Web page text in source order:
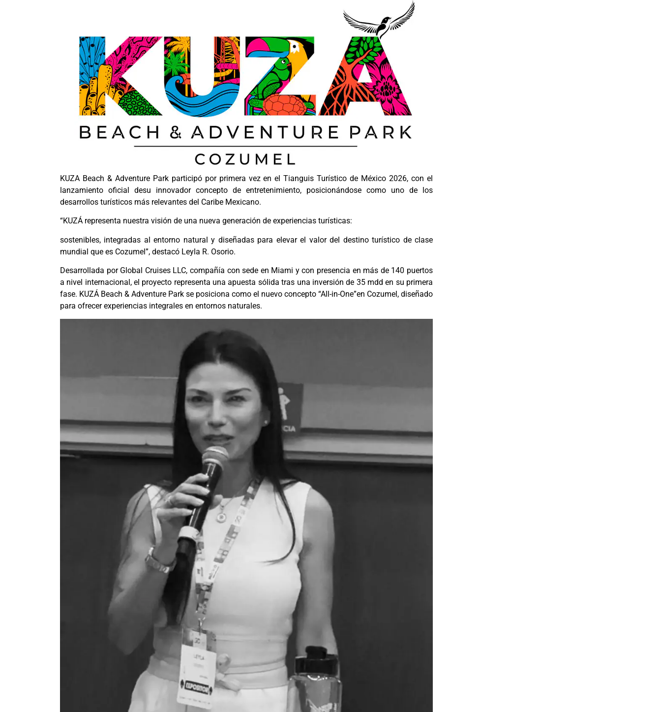
KUZA Beach & Adventure Park participó por primera vez en el Tianguis Turístico de México 2026, con el
lanzamiento oficial desu innovador concepto de entretenimiento, posicionándose como uno de los
desarrollos turísticos más relevantes del Caribe Mexicano.
“KUZÁ representa nuestra visión de una nueva generación de experiencias turísticas:
sostenibles, integradas al entorno natural y diseñadas para elevar el valor del destino turístico de clase
mundial que es Cozumel”, destacó Leyla R. Osorio.
Desarrollada por Global Cruises LLC, compañía con sede en Miami y con presencia en más de 140 puertos
a nivel internacional, el proyecto representa una apuesta sólida tras una inversión de 35 mdd en su primera
fase. KUZÁ Beach & Adventure Park se posiciona como el nuevo concepto “All-in-One”en Cozumel, diseñado
para ofrecer experiencias integrales en entornos naturales.